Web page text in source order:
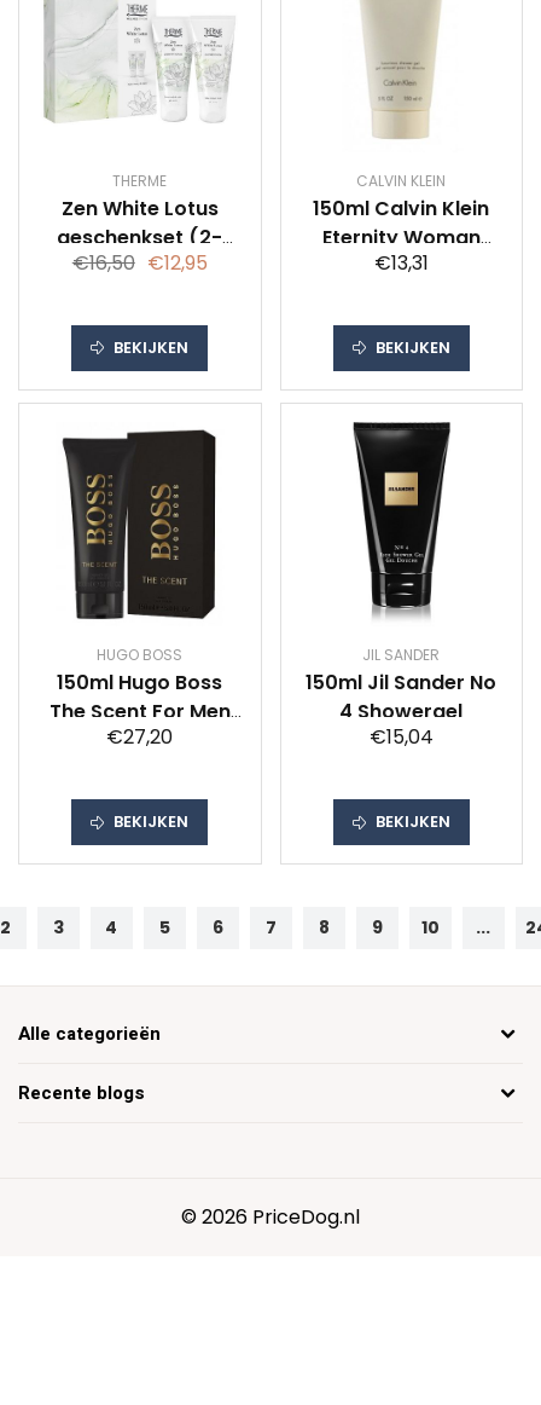
THERME
Zen White Lotus
geschenkset (2-
delig)
€16,50 €12,95
BEKIJKEN
CALVIN KLEIN
150ml Calvin Klein
Eternity Woman
Douche
€13,31
BEKIJKEN
HUGO BOSS
150ml Hugo Boss
The Scent For Men
Showergel
€27,20
BEKIJKEN
JIL SANDER
150ml Jil Sander No
4 Showergel
€15,04
BEKIJKEN
2 3 4 5 6 7 8 9 10 ...
Recente blogs
Alle categorieën
© 2026 PriceDog.nl